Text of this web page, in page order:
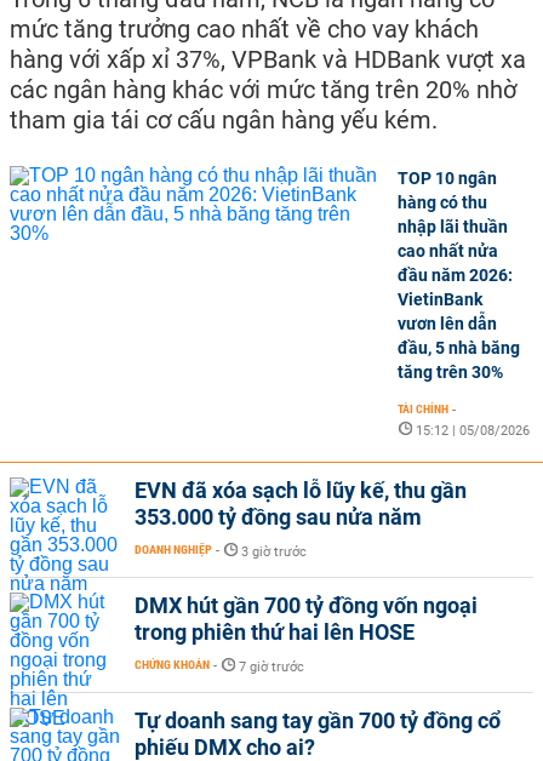
mức tăng trưởng cao nhất về cho vay khách
hàng với xấp xỉ 37%, VPBank và HDBank vượt xa
các ngân hàng khác với mức tăng trên 20% nhờ
tham gia tái cơ cấu ngân hàng yếu kém.
TOP 10 ngân
hàng có thu
nhập lãi thuần
cao nhất nửa
đầu năm 2026:
VietinBank
vươn lên dẫn
đầu, 5 nhà băng
tăng trên 30%
TÀI CHÍNH -
15:12 | 05/08/2026
EVN đã xóa sạch lỗ lũy kế, thu gần
353.000 tỷ đồng sau nửa năm
DOANH NGHIỆP - 3 giờ trước
DMX hút gần 700 tỷ đồng vốn ngoại
trong phiên thứ hai lên HOSE
CHỨNG KHOÁN - 7 giờ trước
Tự doanh sang tay gần 700 tỷ đồng cổ
phiếu DMX cho ai?